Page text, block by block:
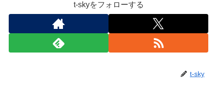
t-skyをフォローする
t-sky